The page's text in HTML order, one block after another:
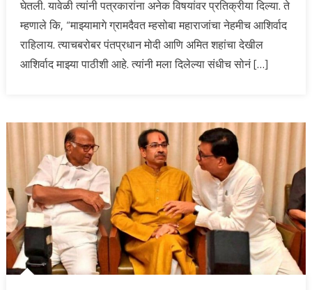
घेतली. यावेळी त्यांनी पत्रकारांना अनेक विषयांवर प्रतिक्रीया दिल्या. ते
म्हणाले कि, “माझ्यामागे ग्रामदैवत म्हसोबा महाराजांचा नेहमीच आशिर्वाद
राहिलाय. त्याचबरोबर पंतप्रधान मोदी आणि अमित शहांचा देखील
आशिर्वाद माझ्या पाठीशी आहे. त्यांनी मला दिलेल्या संधीच सोनं […]